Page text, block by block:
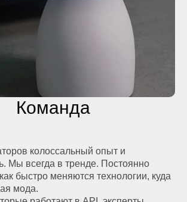
Команда
колоссальный опыт и
Мы всегда в тренде. Постоянно
быстро меняются технологии, куда
мода.